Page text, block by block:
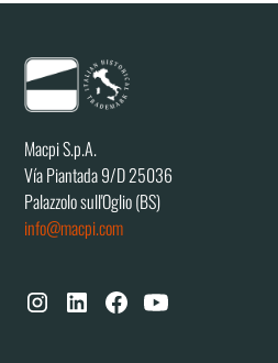
Macpi S.p.A.
Vía Piantada 9/D 25036
Palazzolo sull'Oglio (BS)
info@macpi.com